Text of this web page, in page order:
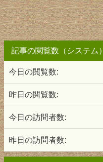
記事の閲覧数（システム）
今日の閲覧数:
昨日の閲覧数:
今日の訪問者数:
昨日の訪問者数: